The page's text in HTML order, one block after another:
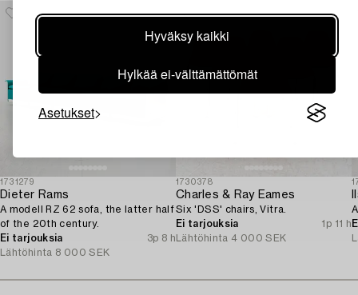
Hyväksy kaikki
Hylkää ei-välttämättömät
Asetukset
1731279
Dieter Rams
A modell RZ 62 sofa, the latter half
of the 20th century.
Ei tarjouksia
3p 8 h
Lähtöhinta 8 000 SEK
1730378
Charles & Ray Eames
Six 'DSS' chairs, Vitra.
Ei tarjouksia
1p 11 h
Lähtöhinta 4 000 SEK